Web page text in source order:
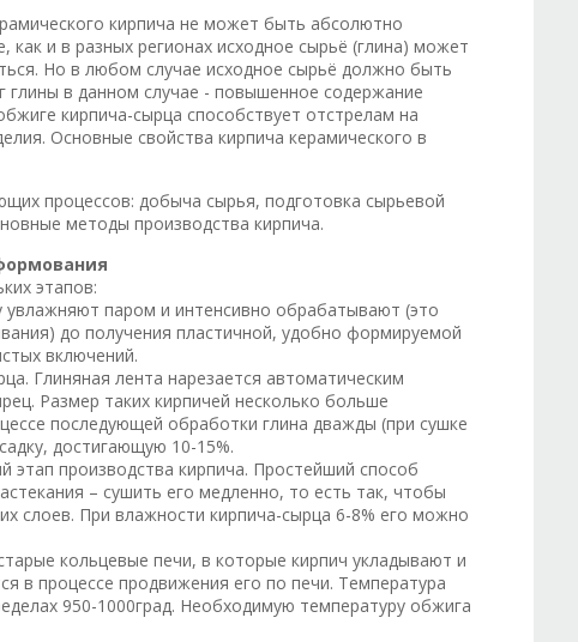
кирпича не может быть абсолютно
как и в разных регионах исходное сырьё (глина) может
Но в любом случае исходное сырьё должно быть
глины в данном случае - повышенное содержание
кирпича-сырца способствует отстрелам на
Основные свойства кирпича керамического в
процессов: добыча сырья, подготовка сырьевой
методы производства кирпича.
этапов:
увлажняют паром и интенсивно обрабатывают (это
до получения пластичной, удобно формируемой
включений.
Глиняная лента нарезается автоматическим
Размер таких кирпичей несколько больше
последующей обработки глина дважды (при сушке
достигающую 10-15%.
этап производства кирпича. Простейший способ
– сушить его медленно, то есть так, чтобы
слоев. При влажности кирпича-сырца 6-8% его можно
кольцевые печи, в которые кирпич укладывают и
в процессе продвижения его по печи. Температура
950-1000град. Необходимую температуру обжига